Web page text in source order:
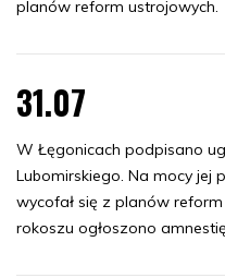
planów reform ustrojowych.
31.07
W Łęgonicach podpisano
Lubomirskiego. Na mocy jej
wycofał się z planów
rokoszu ogłoszono